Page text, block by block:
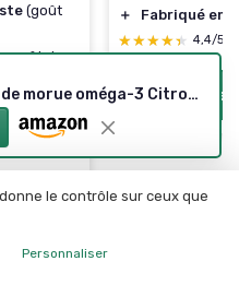
(goût
goût de
＋
Fabriqué en
★★★★★
★★★★★ 4,4/5
Voir l'offre
Moller's - Huile de foie de morue oméga-3 Citron 250 ml
le contrôle sur ceux que
Personnaliser